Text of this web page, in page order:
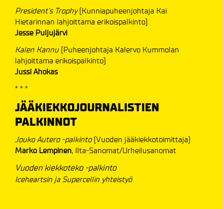
President's Trophy(Kunniapuheenjohtaja Kai
Hietarinnan lahjoittama erikoispalkinto)
Jesse Puljujärvi
Kalen Kannu (Puheenjohtaja Kalervo Kummolan
lahjoittama erikoispalkinto)
Jussi Ahokas
* * *
JÄÄKIEKKOJOURNALISTIEN
PALKINNOT
Jouko Autero -palkinto(Vuoden jääkiekkotoimittaja)
Marko Lempinen, Ilta-Sanomat/Urheilusanomat
Vuoden kiekkoteko -palkinto
Iceheartsin ja Supercellin yhteistyö